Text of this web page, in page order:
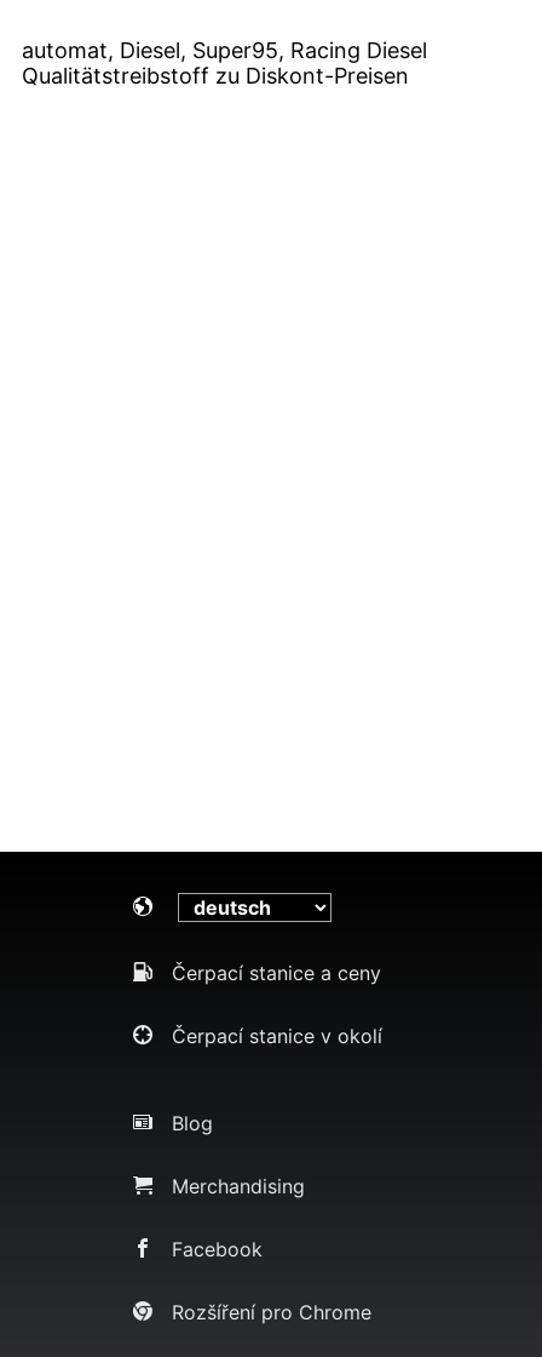
automat, Diesel, Super95, Racing Diesel
Qualitätstreibstoff zu Diskont-Preisen
Čerpací stanice a ceny
Čerpací stanice v okolí
Blog
Merchandising
Facebook
Rozšíření pro Chrome